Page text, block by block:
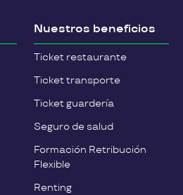
Nuestros beneficios
Ticket restaurante
Ticket transporte
Ticket guardería
Seguro de salud
Formación Retribución
Flexible
Renting